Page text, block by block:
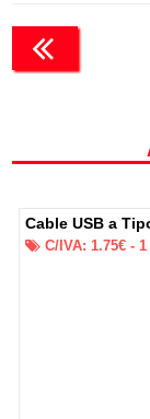
Cable USB a
C/IVA: 1.75€ - 1